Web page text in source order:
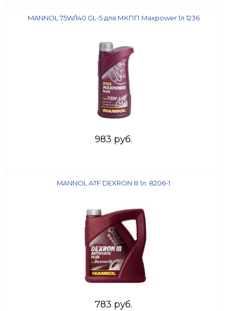
MANNOL 75W/140 GL-5 для МКПП Maxpower 1л 1236
983 руб.
MANNOL ATF DEXRON III 1л. 8206-1
783 руб.